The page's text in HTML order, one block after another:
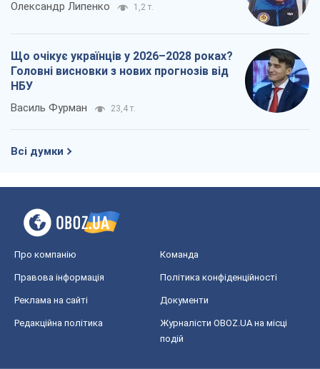
Олександр Липенко 1,2 т.
Що очікує українців у 2026–2028 роках?
Головні висновки з нових прогнозів від
НБУ
Василь Фурман 23,4 т.
Всі думки
Про компанію Команда
Правова інформація Політика конфіденційності
Реклама на сайті Документи
Редакційна політика
Журналісти OBOZ.UA на місці
подій